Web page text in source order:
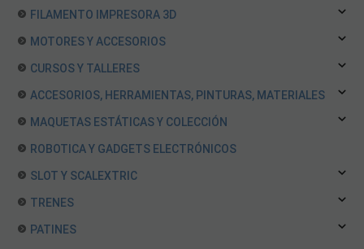
FILAMENTO IMPRESORA 3D
MOTORES Y ACCESORIOS
CURSOS Y TALLERES
ACCESORIOS, HERRAMIENTAS, PINTURAS, MATERIALES
MAQUETAS ESTÁTICAS Y COLECCIÓN
ROBOTICA Y GADGETS ELECTRÓNICOS
SLOT Y SCALEXTRIC
TRENES
PATINES